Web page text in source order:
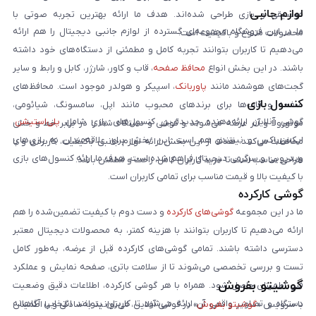
موسیقی و بازی طراحی شده‌اند. هدف ما ارائه بهترین تجربه صوتی با
محصولات متنوع و باکیفیت است.
لوازم جانبی
ما در این فروشگاه مجموعه‌ای گسترده از لوازم جانبی دیجیتال را هم ارائه
می‌دهیم تا کاربران بتوانند تجربه کامل و مطمئنی از دستگاه‌های خود داشته
باشند. در این بخش انواع محافظ صفحه، قاب و کاور، شارژر، کابل و رابط و سایر
گجت‌های هوشمند مانند پاوربانک، اسپیکر و هولدر موجود است. محافظ‌های
صفحه و قاب‌ها برای برندهای محبوب مانند اپل، سامسونگ، شیائومی،
موتورولا و آنر عرضه می‌شوند و گوشی و دستگاه شما را در برابر خط و خش
محافظت می‌کنند. هدف از این بخش ارائه لوازم جانبی باکیفیت، کاربردی و با
طراحی مناسب است تا خرید کاربران کامل، راحت و مطمئن باشد.
کنسول بازی
گوشی آنلاین ارائه‌دهنده جدیدترین کنسول‌های بازی شامل پلی‌استیشن،
ایکس‌باکس و نینتندو هم است. این بخش برای علاقه‌مندان به بازی‌های
ویدیویی و سرگرمی دیجیتال فراهم شده است. هدف ما ارائه کنسول‌های بازی
با کیفیت بالا و قیمت مناسب برای تمامی کاربران است.
گوشی کارکرده
ما در این مجموعه گوشی‌های کارکرده و دست دوم با کیفیت تضمین‌شده را هم
ارائه می‌دهیم تا کاربران بتوانند با هزینه کمتر، به محصولات دیجیتال معتبر
دسترسی داشته باشند. تمامی گوشی‌های کارکرده قبل از عرضه، به‌طور کامل
تست و بررسی تخصصی می‌شوند تا از سلامت باتری، صفحه نمایش و عملکرد
فنی اطمینان حاصل شود. همراه با هر گوشی کارکرده، اطلاعات دقیق وضعیت
دستگاه و تصاویر واقعی آن ارائه می‌شود تا کاربران بتوانند انتخابی آگاهانه
گوشیتو بفروش
با سرویس «گوشیتو بفروش» در گوشی آنلاین، می‌توانید به‌سادگی و با اطمینان